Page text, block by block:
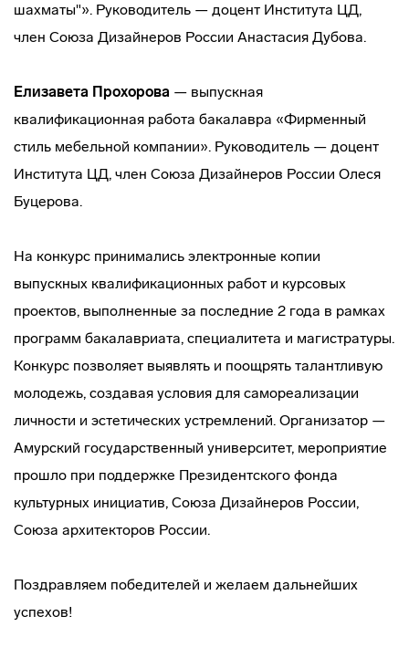
шахматы"». Руководитель — доцент Института ЦД,
член Союза Дизайнеров России Анастасия Дубова.
Елизавета Прохорова — выпускная
квалификационная работа бакалавра «Фирменный
стиль мебельной компании». Руководитель — доцент
Института ЦД, член Союза Дизайнеров России Олеся
Буцерова.
На конкурс принимались электронные копии
выпускных квалификационных работ и курсовых
проектов, выполненные за последние 2 года в рамках
программ бакалавриата, специалитета и магистратуры.
Конкурс позволяет выявлять и поощрять талантливую
молодежь, создавая условия для самореализации
личности и эстетических устремлений. Организатор —
Амурский государственный университет, мероприятие
прошло при поддержке Президентского фонда
культурных инициатив, Союза Дизайнеров России,
Союза архитекторов России.
Поздравляем победителей и желаем дальнейших
успехов!